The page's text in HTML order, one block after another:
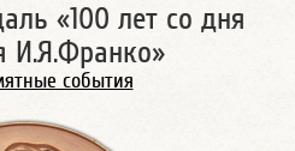
«100 лет со дня
И.Я.Франко»
события